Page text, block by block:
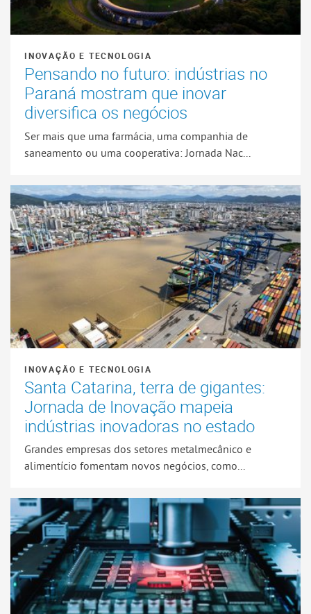
INOVAÇÃO E TECNOLOGIA
Pensando no futuro: indústrias no
Paraná mostram que inovar
diversifica os negócios
Ser mais que uma farmácia, uma companhia de
saneamento ou uma cooperativa: Jornada Nac...
INOVAÇÃO E TECNOLOGIA
Santa Catarina, terra de gigantes:
Jornada de Inovação mapeia
indústrias inovadoras no estado
Grandes empresas dos setores metalmecânico e
alimentício fomentam novos negócios, como...